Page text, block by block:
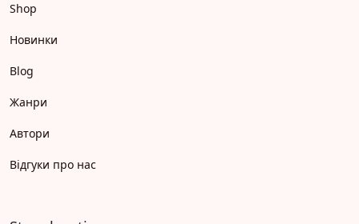
Shop
Новинки
Blog
Жанри
Автори
Відгуки про нас